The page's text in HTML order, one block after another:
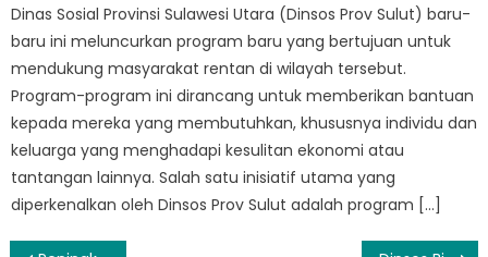
Dinas Sosial Provinsi Sulawesi Utara (Dinsos Prov Sulut) baru-
baru ini meluncurkan program baru yang bertujuan untuk
mendukung masyarakat rentan di wilayah tersebut.
Program-program ini dirancang untuk memberikan bantuan
kepada mereka yang membutuhkan, khususnya individu dan
keluarga yang menghadapi kesulitan ekonomi atau
tantangan lainnya. Salah satu inisiatif utama yang
diperkenalkan oleh Dinsos Prov Sulut adalah program […]